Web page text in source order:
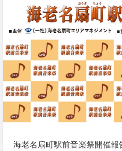
海老名扇町駅前音楽祭開催報